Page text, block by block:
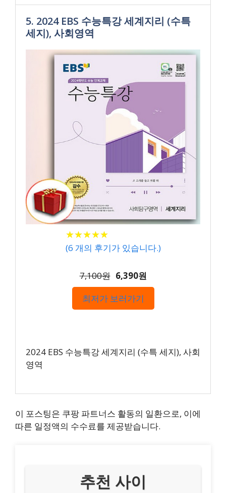
5. 2024 EBS 수능특강 세계지리 (수특
세지), 사회영역
★★★★★
★★★★★
(6 개의 후기가 있습니다.)
7,100원 6,390원
최저가 보러가기
2024 EBS 수능특강 세계지리 (수특 세지), 사회
영역
이 포스팅은 쿠팡 파트너스 활동의 일환으로, 이에
따른 일정액의 수수료를 제공받습니다.
추천 사이